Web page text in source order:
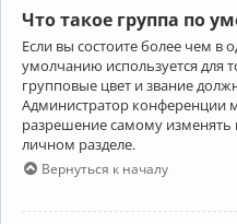
Что такое группа по
Если вы состоите более чем в
умолчанию используется для
групповые цвет и звание
Администратор конференции
разрешение самому
личном разделе.
Вернуться к началу